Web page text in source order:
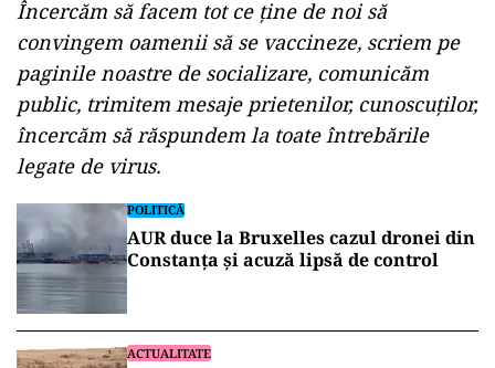
Încercăm să facem tot ce ţine de noi să
convingem oamenii să se vaccineze, scriem pe
paginile noastre de socializare, comunicăm
public, trimitem mesaje prietenilor, cunoscuţilor,
încercăm să răspundem la toate întrebările
legate de virus.
POLITICĂ
AUR duce la Bruxelles cazul dronei din
Constanța și acuză lipsă de control
ACTUALITATE